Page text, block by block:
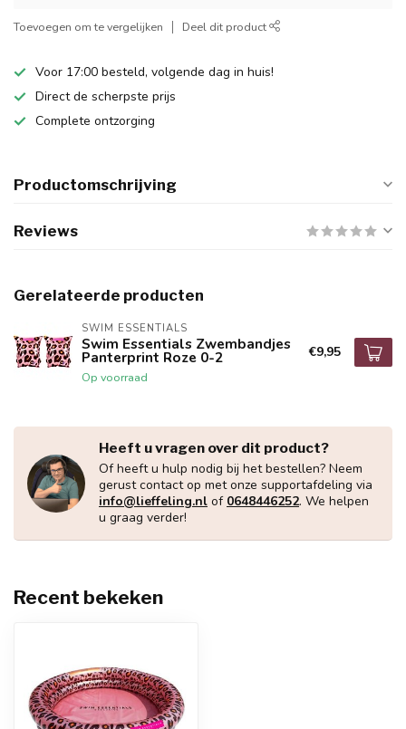
Toevoegen om te vergelijken Deel dit product
Voor 17:00 besteld, volgende dag in huis!
Direct de scherpste prijs
Complete ontzorging
Productomschrijving
Reviews
Gerelateerde producten
SWIM ESSENTIALS
Swim Essentials Zwembandjes
Panterprint Roze 0-2
Op voorraad
€9,95
Heeft u vragen over dit product?
Of heeft u hulp nodig bij het bestellen? Neem
gerust contact op met onze supportafdeling via
info@lieffeling.nl of 0648446252. We helpen
u graag verder!
Recent bekeken